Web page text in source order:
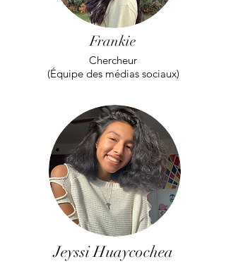
Frankie
Chercheur
(Équipe des médias sociaux)
Jeyssi Huaycochea